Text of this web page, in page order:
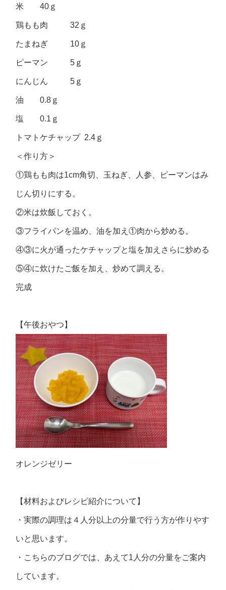
米 40ｇ
鶏もも肉 32ｇ
たまねぎ 10ｇ
ピーマン 5ｇ
にんじん 5ｇ
油 0.8ｇ
塩 0.1ｇ
トマトケチャップ 2.4ｇ
＜作り方＞
①鶏もも肉は1cm角切、玉ねぎ、人参、ピーマンはみ
じん切りにする。
②米は炊飯しておく。
③フライパンを温め、油を加え①肉から炒める。
④③に火が通ったケチャップと塩を加えさらに炒める
⑤④に炊けたご飯を加え、炒めて調える。
完成
【午後おやつ】
オレンジゼリー
【材料およびレシピ紹介について】
・実際の調理は４人分以上の分量で行う方が作りやす
いと思います。
・こちらのブログでは、あえて1人分の分量をご案内
しています。